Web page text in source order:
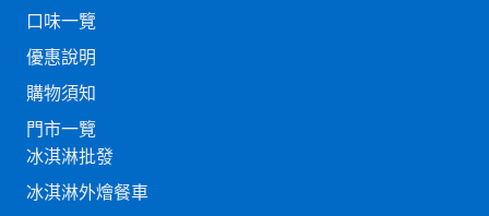
口味一覽
優惠說明
購物須知
門市一覽
冰淇淋批發
冰淇淋外燴餐車